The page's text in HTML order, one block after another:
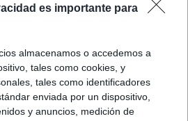
es importante para
almacenamos o accedemos a
tales como cookies, y
tales como identificadores
enviada por un dispositivo,
y anuncios, medición de